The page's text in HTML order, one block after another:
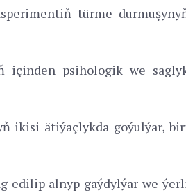
türme
içinden psihologik we
ikisi ätiýaçlykda goýulýar,
edilip alnyp gaýdylýar we